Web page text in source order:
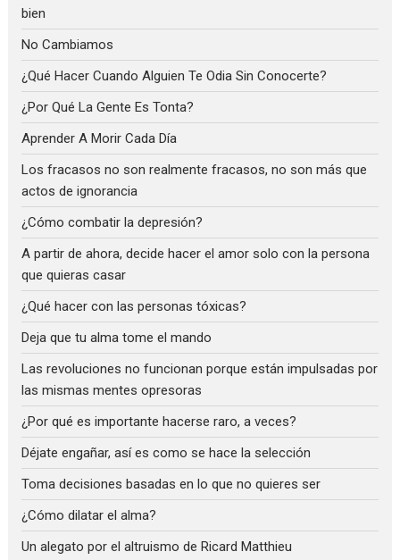
bien
No Cambiamos
¿Qué Hacer Cuando Alguien Te Odia Sin Conocerte?
¿Por Qué La Gente Es Tonta?
Aprender A Morir Cada Día
Los fracasos no son realmente fracasos, no son más que
actos de ignorancia
¿Cómo combatir la depresión?
A partir de ahora, decide hacer el amor solo con la persona
que quieras casar
¿Qué hacer con las personas tóxicas?
Deja que tu alma tome el mando
Las revoluciones no funcionan porque están impulsadas por
las mismas mentes opresoras
¿Por qué es importante hacerse raro, a veces?
Déjate engañar, así es como se hace la selección
Toma decisiones basadas en lo que no quieres ser
¿Cómo dilatar el alma?
Un alegato por el altruismo de Ricard Matthieu